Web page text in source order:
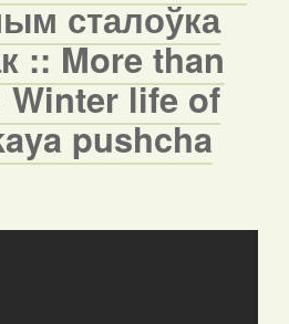
сталоўка
:: More than
Winter life of
pushcha